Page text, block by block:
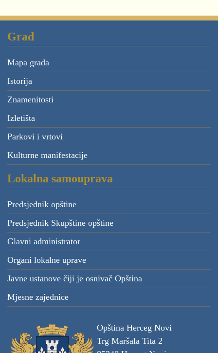
Grad
Mapa grada
Istorija
Znamenitosti
Izletišta
Parkovi i vrtovi
Kulturne manifestacije
Lokalna samouprava
Predsjednik opštine
Predsjednik Skupštine opštine
Glavni administrator
Organi lokalne uprave
Javne ustanove čiji je osnivač Opština
Mjesne zajednice
Opština Herceg Novi
Trg Maršala Tita 2